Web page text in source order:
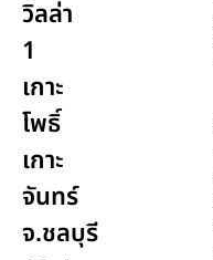
วิลล่า
1
เกาะ
โพธิ์
เกาะ
จันทร์
จ.ชลบุรี